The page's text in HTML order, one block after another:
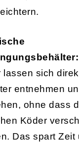
lassen sich
entnehmen
ohne dass
Köder
Das spart Zeit